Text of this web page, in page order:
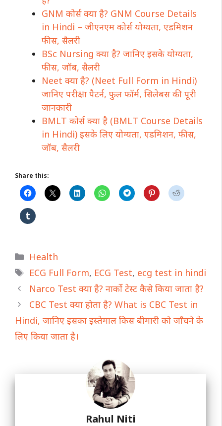
GNM कोर्स क्या है? GNM Course Details
in Hindi – जीएनएम कोर्स योग्यता, एडमिशन
फीस, सैलरी
BSc Nursing क्या है? जानिए इसके योग्यता,
फीस, जॉब, सैलरी
Neet क्या है? (Neet Full Form in Hindi)
जानिए परीक्षा पैटर्न, फुल फॉर्म, सिलेबस की पूरी
जानकारी
BMLT कोर्स क्या है (BMLT Course Details
in Hindi) इसके लिए योग्यता, एडमिशन, फीस,
जॉब, सैलरी
Share this:
Categories
Health
Tags
ECG Full Form, ECG Test, ecg test in hindi
Narco Test क्या है? नार्को टेस्ट कैसे किया जाता है?
CBC Test क्या होता है? What is CBC Test in
Hindi, जानिए इसका इस्तेमाल किस बीमारी को जाँचने के
लिए किया जाता है।
Rahul Niti